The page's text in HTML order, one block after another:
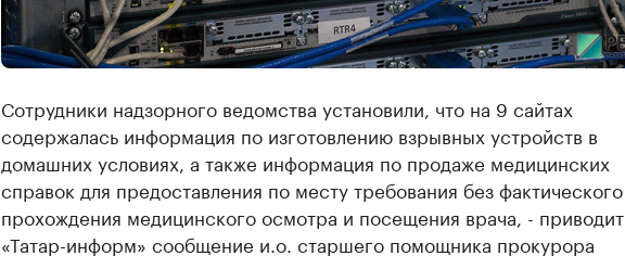
Сотрудники надзорного ведомства установили, что на 9 сайтах
содержалась информация по изготовлению взрывных устройств в
домашних условиях, а также информация по продаже медицинских
справок для предоставления по месту требования без фактического
прохождения медицинского осмотра и посещения врача, - приводит
«Татар-информ» сообщение и.о. старшего помощника прокурора